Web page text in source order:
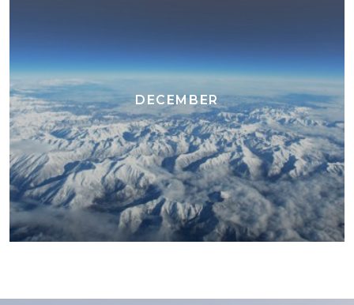
DECEMBER